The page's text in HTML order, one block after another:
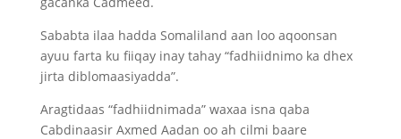
Sababta ilaa hadda Somaliland aan loo aqoonsan
ayuu farta ku fiiqay inay tahay “fadhiidnimo ka dhex
jirta diblomaasiyadda”.
Aragtidaas “fadhiidnimada” waxaa isna qaba
Cabdinaasir Axmed Aadan oo ah cilmi baare